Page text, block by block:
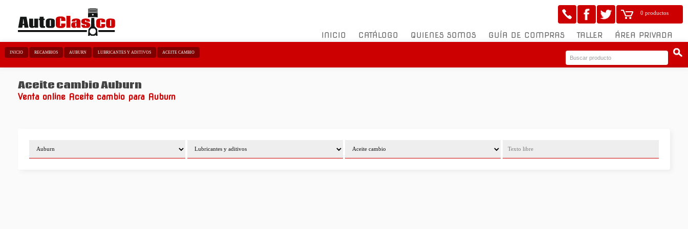
0 productos
INICIO CATÁLOGO QUIENES SOMOS GUÍA DE COMPRAS TALLER ÁREA PRIVADA
INICIO RECAMBIOS AUBURN LUBRICANTES Y ADITIVOS ACEITE CAMBIO
Aceite cambio Auburn
Venta online Aceite cambio para Auburn